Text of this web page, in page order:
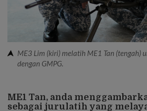
ME3 Lim (kiri) melatih ME1 Tan (tengah)
dengan GMPG.
ME1 Tan, anda
sebagai jurulatih yang